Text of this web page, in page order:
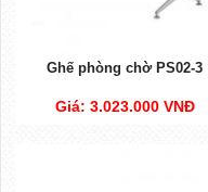
Ghế phòng chờ PS02-3
Giá: 3.023.000 VNĐ